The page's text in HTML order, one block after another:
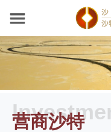
营商沙特